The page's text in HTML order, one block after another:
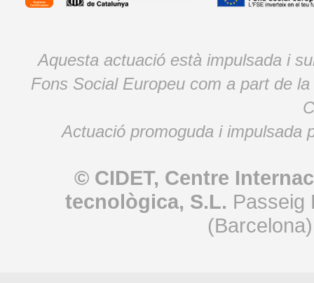
Aquesta actuació està impulsada i
Fons Social Europeu com a part de
Actuació promoguda i impulsada
© CIDET, Centre
tecnològica, S.L. Passeig